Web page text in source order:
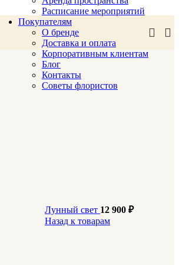
Расписание мероприятий
Покупателям
О бренде
Доставка и оплата
Корпоративным клиентам
Блог
Контакты
Советы флористов
Лунный свет 12 900 ₽
Назад к товарам